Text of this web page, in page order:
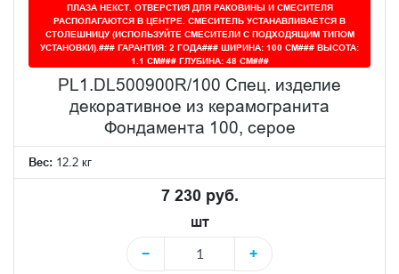
ПЛАЗА НЕКСТ. ОТВЕРСТИЯ ДЛЯ РАКОВИНЫ И СМЕСИТЕЛЯ
РАСПОЛАГАЮТСЯ В ЦЕНТРЕ. СМЕСИТЕЛЬ УСТАНАВЛИВАЕТСЯ В
СТОЛЕШНИЦУ (ИСПОЛЬЗУЙТЕ СМЕСИТЕЛИ С ПОДХОДЯЩИМ ТИПОМ
УСТАНОВКИ).### ГАРАНТИЯ: 2 ГОДА### ШИРИНА: 100 СМ### ВЫСОТА:
1.1 СМ### ГЛУБИНА: 48 СМ###
PL1.DL500900R/100 Спец. изделие
декоративное из керамогранита
Фондамента 100, серое
Вес: 12.2 кг
7 230 руб.
шт
−
+